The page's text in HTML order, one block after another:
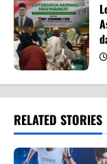
RELATED STORIES